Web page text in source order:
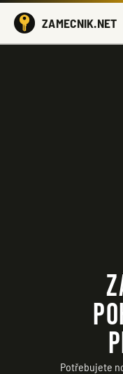
ZAMECNIK.NET
Potřebujete